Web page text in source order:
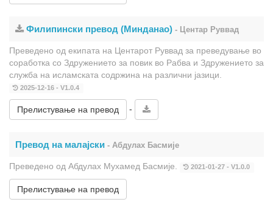
Филипински превод (Минданао) - Центар Руввад
Преведено од екипата на Центарот Руввад за преведување во
соработка со Здружението за повик во Рабва и Здружението за
служба на исламската содржина на различни јазици.
2025-12-16 - V1.0.4
Прелистување на превод -
Превод на малајски - Абдулах Басмије
Преведено од Абдулах Мухамед Басмије. 2021-01-27 - V1.0.0
Прелистување на превод